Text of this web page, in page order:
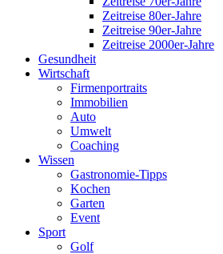
Zeitreise 80er-Jahre
Zeitreise 90er-Jahre
Zeitreise 2000er-Jahre
Gesundheit
Wirtschaft
Firmenportraits
Immobilien
Auto
Umwelt
Coaching
Wissen
Gastronomie-Tipps
Kochen
Garten
Event
Sport
Golf